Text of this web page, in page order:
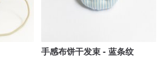
手感布饼干发束 - 蓝条纹